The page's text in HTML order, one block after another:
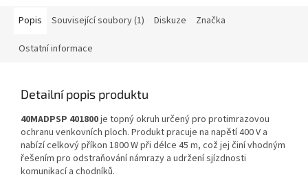
Popis Související soubory (1) Diskuze Značka
Ostatní informace
Detailní popis produktu
40MADPSP 401800je topný okruh určený pro protimrazovou
ochranu venkovních ploch. Produkt pracuje na napětí 400 V a
nabízí celkový příkon 1800 W při délce 45 m, což jej činí vhodným
řešením pro odstraňování námrazy a udržení sjízdnosti
komunikací a chodníků.